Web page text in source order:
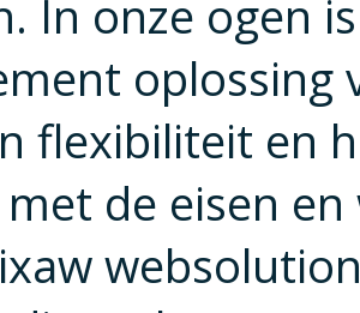
In onze ogen
oplossing
flexibiliteit en
de eisen